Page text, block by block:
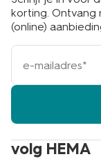
volg HEMA
korting. Ontvang
(online)
e-
mailadres